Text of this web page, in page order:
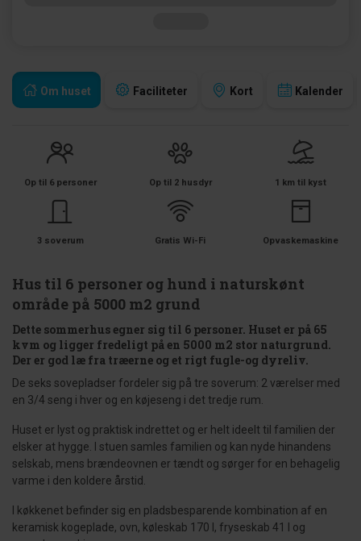
Om huset Faciliteter Kort Kalender
Op til 6 personer Op til 2 husdyr 1 km til kyst
3 soverum Gratis Wi-Fi Opvaskemaskine
Hus til 6 personer og hund i naturskønt
område på 5000 m2 grund
Dette sommerhus egner sig til 6 personer. Huset er på 65
kvm og ligger fredeligt på en 5000 m2 stor naturgrund.
Der er god læ fra træerne og et rigt fugle-og dyreliv.
De seks sovepladser fordeler sig på tre soverum: 2 værelser med
en 3/4 seng i hver og en køjeseng i det tredje rum.
Huset er lyst og praktisk indrettet og er helt ideelt til familien der
elsker at hygge. I stuen samles familien og kan nyde hinandens
selskab, mens brændeovnen er tændt og sørger for en behagelig
varme i den koldere årstid.
I køkkenet befinder sig en pladsbesparende kombination af en
keramisk kogeplade, ovn, køleskab 170 l, fryseskab 41 l og